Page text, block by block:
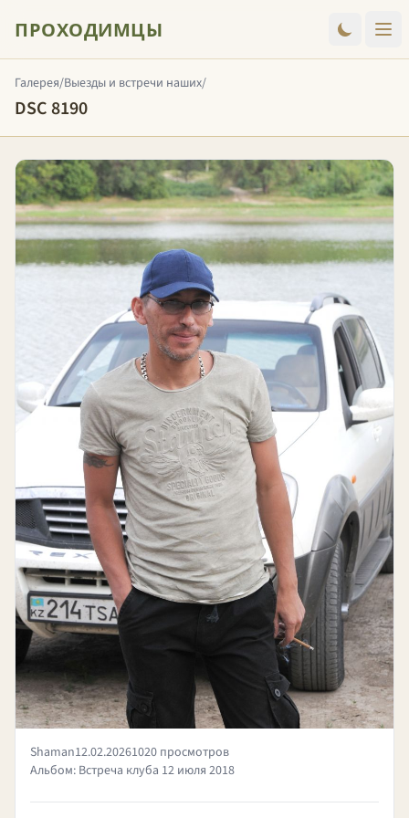
ПРОХОДИМЦЫ
Галерея/Выезды и встречи наших/
DSC 8190
Shaman12.02.20261020 просмотров
Альбом: Встреча клуба 12 июля 2018